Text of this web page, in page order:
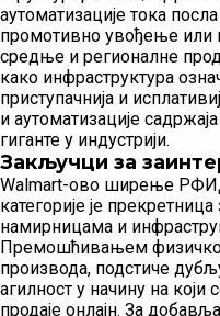
аутоматизације тока
промотивно увођење или
средње и регионалне
како инфраструктура
приступачнија и
и аутоматизације
гиганте у индустрији.
Закључци за
Walmart-ово ширење
категорије је
намирницама и
Премошћивањем
производа, подстиче
агилност у начину на који
продаје онлајн. За